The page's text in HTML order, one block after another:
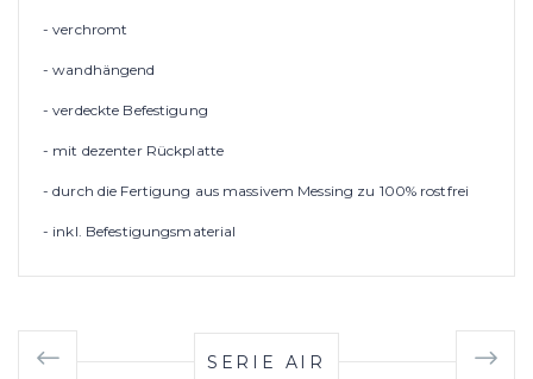
- verchromt
- wandhängend
- verdeckte Befestigung
- mit dezenter Rückplatte
- durch die Fertigung aus massivem Messing zu 100% rostfrei
- inkl. Befestigungsmaterial
SERIE AIR